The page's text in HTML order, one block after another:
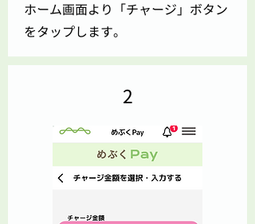
ホーム画面より「チャージ」ボタン
をタップします。
2